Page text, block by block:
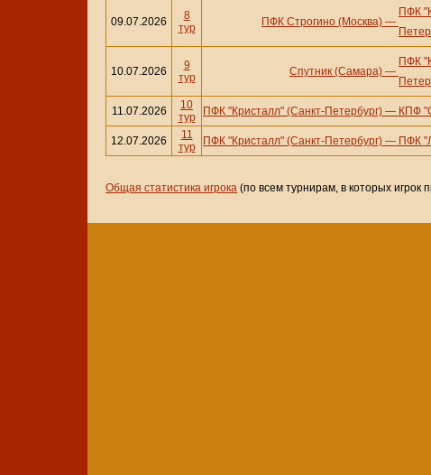
09.07.2026
8
тур
ПФК Строгино (Москва) —
ПФК
10.07.2026
9
тур
Спутник (Самара) —
ПФК
11.07.2026
10
тур
ПФК "Кристалл" (Санкт-Петербург) — КПФ
12.07.2026
11
тур
ПФК "Кристалл" (Санкт-Петербург) — ПФК
Общая статистика игрока (по всем турнирам, в которых игрок